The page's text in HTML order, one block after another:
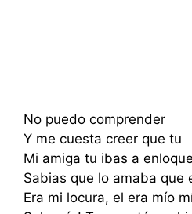
No puedo comprender
Y me cuesta creer que tu
Mi amiga tu ibas a
Sabias que lo amaba que
Era mi locura, el era mío